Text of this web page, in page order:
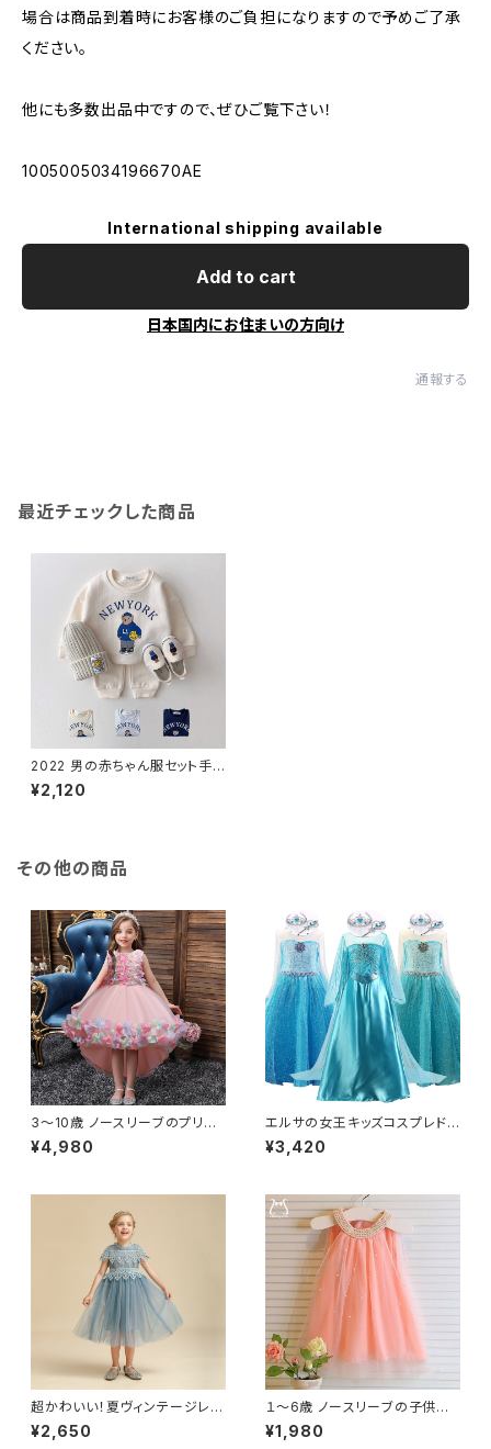
場合は商品到着時にお客様のご負担になりますので予めご了承
ください。
他にも多数出品中ですので、ぜひご覧下さい！
1005005034196670AE
International shipping available
Add to cart
日本国内にお住まいの方向け
通報する
最近チェックした商品
2022 男の赤ちゃん服セット手
紙クマ女の子長袖パーカースウ
ェットシャツ + パンツ 2 個子供
¥2,120
その他の商品
3〜10歳 ノースリーブのプリン
セスドレス 10代の女の子のため
の新しいデザイン 結婚式やパー
¥4,980
エルサの女王キッズコスプレドレ
スガールズファンシーロールプ
レイガールズカーニバルウエディ
¥3,420
超かわいい！夏ヴィンテージレー
ス チュールドレス 花 子供ドレス
結婚式 誕生日 パーティーガー
¥2,650
１〜6歳 ノースリーブの子供用
サマードレス 幼児用サマードレ
ス 無地 誕生日パーティー用 メ
¥1,980